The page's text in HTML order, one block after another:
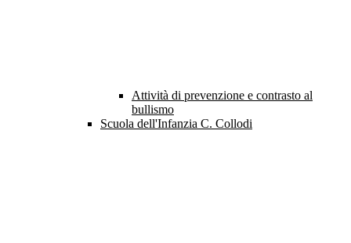
Attività di prevenzione e contrasto al
bullismo
Scuola dell'Infanzia C. Collodi